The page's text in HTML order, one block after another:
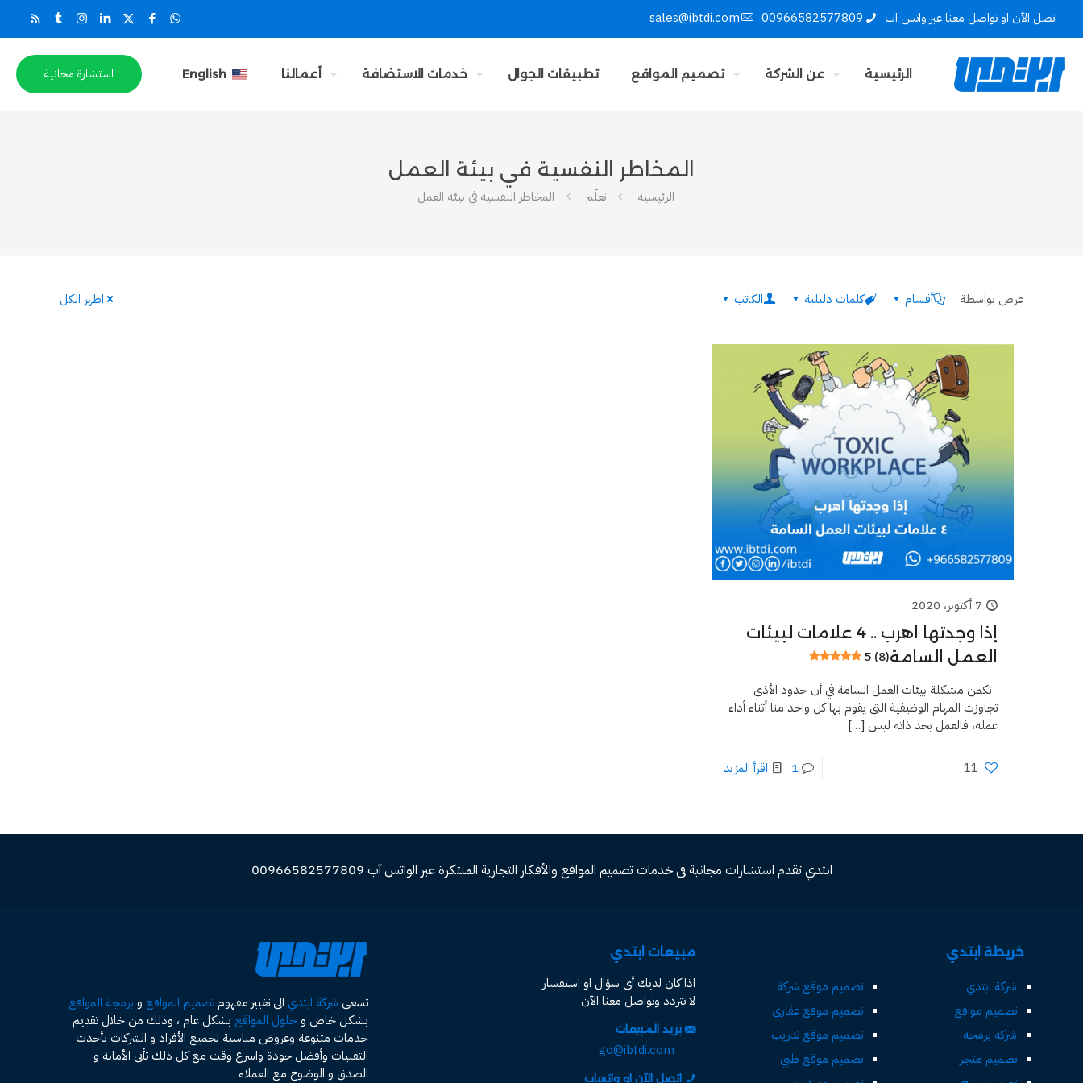
اتصل الآن او تواصل معنا عبر واتس اب 00966582577809
sales@ibtdi.com
الرئيسية عن الشركة تصميم المواقع تطبيقات الجوال خدمات الاستضافة أعمالنا English استشارة مجانية
المخاطر النفسية في بيئة العمل
الرئيسية تعلّم المخاطر النفسية في بيئة العمل
عرض بواسطة أقسام كلمات دليلية الكاتب اظهر الكل
7 أكتوبر، 2020
إذا وجدتها اهرب .. 4 علامات لبيئات
العمل السامة5 (8)
تكمن مشكلة بيئات العمل السامة في أن حدود الأذى
تجاوزت المهام الوظيفية التي يقوم بها كل واحد منا أثناء أداء
عمله، فالعمل بحد ذاته ليس […]
11
1 اقرأ المزيد
ابتدي تقدم استشارات مجانية فى خدمات تصميم المواقع والأفكار التجارية المبتكرة عبر الواتس آب 00966582577809
خريطة ابتدي
شركة ابتدي
تصميم مواقع
شركة برمجة
تصميم متجر
تصميم موقع شركة
تصميم موقع عقاري
تصميم موقع تدريب
تصميم موقع طبي
مبيعات ابتدي
اذا كان لديك أى سؤال او استفسار
لا تتردد وتواصل معنا الآن
بريد المبيعات
go@ibtdi.com
اتصل الآن او واتساب
تسعى شركة ابتدي الى تغيير مفهومتصميم المواقع و برمجة المواقع
بشكل خاص وحلول المواقع بشكل عام ، وذلك من خلال تقديم
خدمات متنوعة وعروض مناسبة لجميع الأفراد و الشركات بأحدث
التقنيات وأفضل جودة واسرع وقت مع كل ذلك تأتى الأمانة و
الصدق و الوضوح مع العملاء .